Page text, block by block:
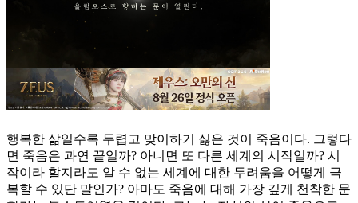
행복한 삶일수록 두렵고 맞이하기 싫은 것이 죽음이다. 그렇다
면 죽음은 과연 끝일까? 아니면 또 다른 세계의 시작일까? 시
작이라 할지라도 알 수 없는 세계에 대한 두려움을 어떻게 극
복할 수 있단 말인가? 아마도 죽음에 대해 가장 깊게 천착한 문